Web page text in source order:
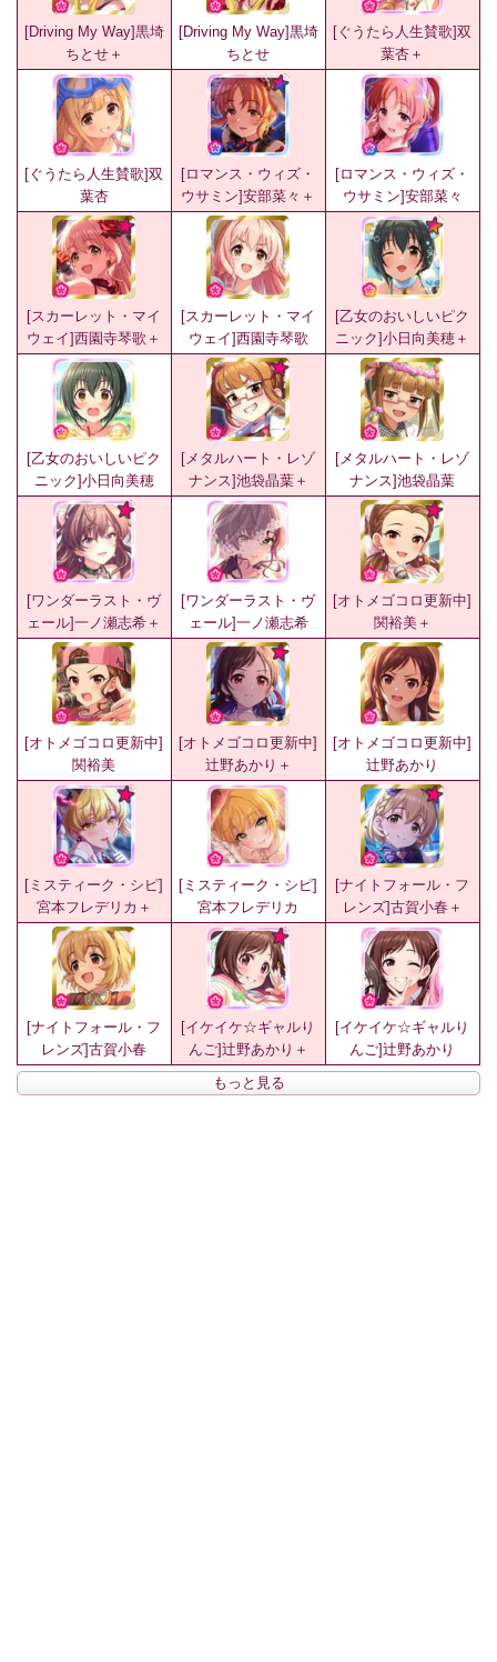
[Driving My Way]黒埼
ちとせ＋
[Driving My Way]黒埼
ちとせ
[ぐうたら人生賛歌]双
葉杏＋
[ぐうたら人生賛歌]双
葉杏
[ロマンス・ウィズ・
ウサミン]安部菜々＋
[ロマンス・ウィズ・
ウサミン]安部菜々
[スカーレット・マイ
ウェイ]西園寺琴歌＋
[スカーレット・マイ
ウェイ]西園寺琴歌
[乙女のおいしいピク
ニック]小日向美穂＋
[乙女のおいしいピク
ニック]小日向美穂
[メタルハート・レゾ
ナンス]池袋晶葉＋
[メタルハート・レゾ
ナンス]池袋晶葉
[ワンダーラスト・ヴ
ェール]一ノ瀬志希＋
[ワンダーラスト・ヴ
ェール]一ノ瀬志希
[オトメゴコロ更新中]
関裕美＋
[オトメゴコロ更新中]
関裕美
[オトメゴコロ更新中]
辻野あかり＋
[オトメゴコロ更新中]
辻野あかり
[ミスティーク・シピ]
宮本フレデリカ＋
[ミスティーク・シピ]
宮本フレデリカ
[ナイトフォール・フ
レンズ]古賀小春＋
[ナイトフォール・フ
レンズ]古賀小春
[イケイケ☆ギャルり
んご]辻野あかり＋
[イケイケ☆ギャルり
んご]辻野あかり
もっと見る